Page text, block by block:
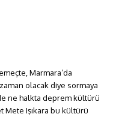
Marmara’da
olacak diye sormaya
ne halkta deprem kültürü
Mete Işıkara bu kültürü